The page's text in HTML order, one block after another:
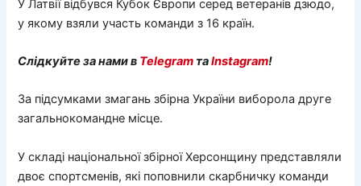
У Латвії відбувся Кубок Європи серед ветеранів дзюдо,
у якому взяли участь команди з 16 країн.
Слідкуйте за нами в Telegram таInstagram!
За підсумками змагань збірна України виборола друге
загальнокомандне місце.
У складі національної збірної Херсонщину представляли
двоє спортсменів, які поповнили скарбничку команди